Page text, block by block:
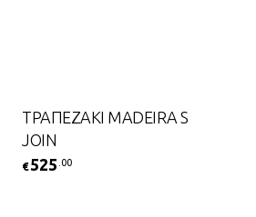
ΤΡΑΠΕΖΑΚΙ MADEIRA S
JOIN
€ 525 .00